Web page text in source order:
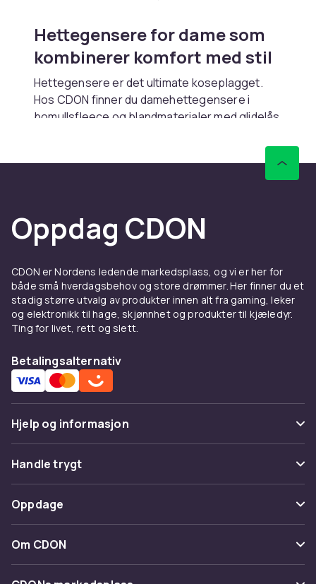
Hettegensere for dame som
kombinerer komfort med stil
Hettegensere er det ultimate koseplagget.
Hos CDON finner du damehettegensere i
bomullsfleece og blandmaterialer med glidelås
Pullover kontra glidelås
kombinerer begge.
Materiale og passform
Bomullsfleece med børstet innside gir mykhet.
Croppede passer høye midjebukser.
Oversized gir streetwear.
Underjeansjakke
hverdag. Med koseklær
Kjøp på CDON
Utforskgensere og kofterogdameklær. Trygt
kjøp.
Oppdag CDON
CDON er Nordens ledende markedsplass, og vi er her for
både små hverdagsbehov og store drømmer. Her finner du et
stadig større utvalg av produkter innen alt fra gaming, leker
og elektronikk til hage, skjønnhet og produkter til kjæledyr.
Ting for livet, rett og slett.
Betalingsalternativ
Hjelp og informasjon
Vanlige spørsmål
Spor pakke
Angre & returner her
Kontakt oss
Handle trygt
Betaling
Levering
Oppdage
Kategorier
Varemerker
Om CDON
Om oss